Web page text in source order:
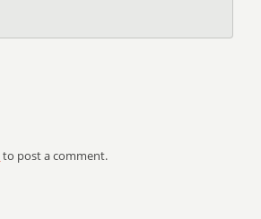
to post a comment.